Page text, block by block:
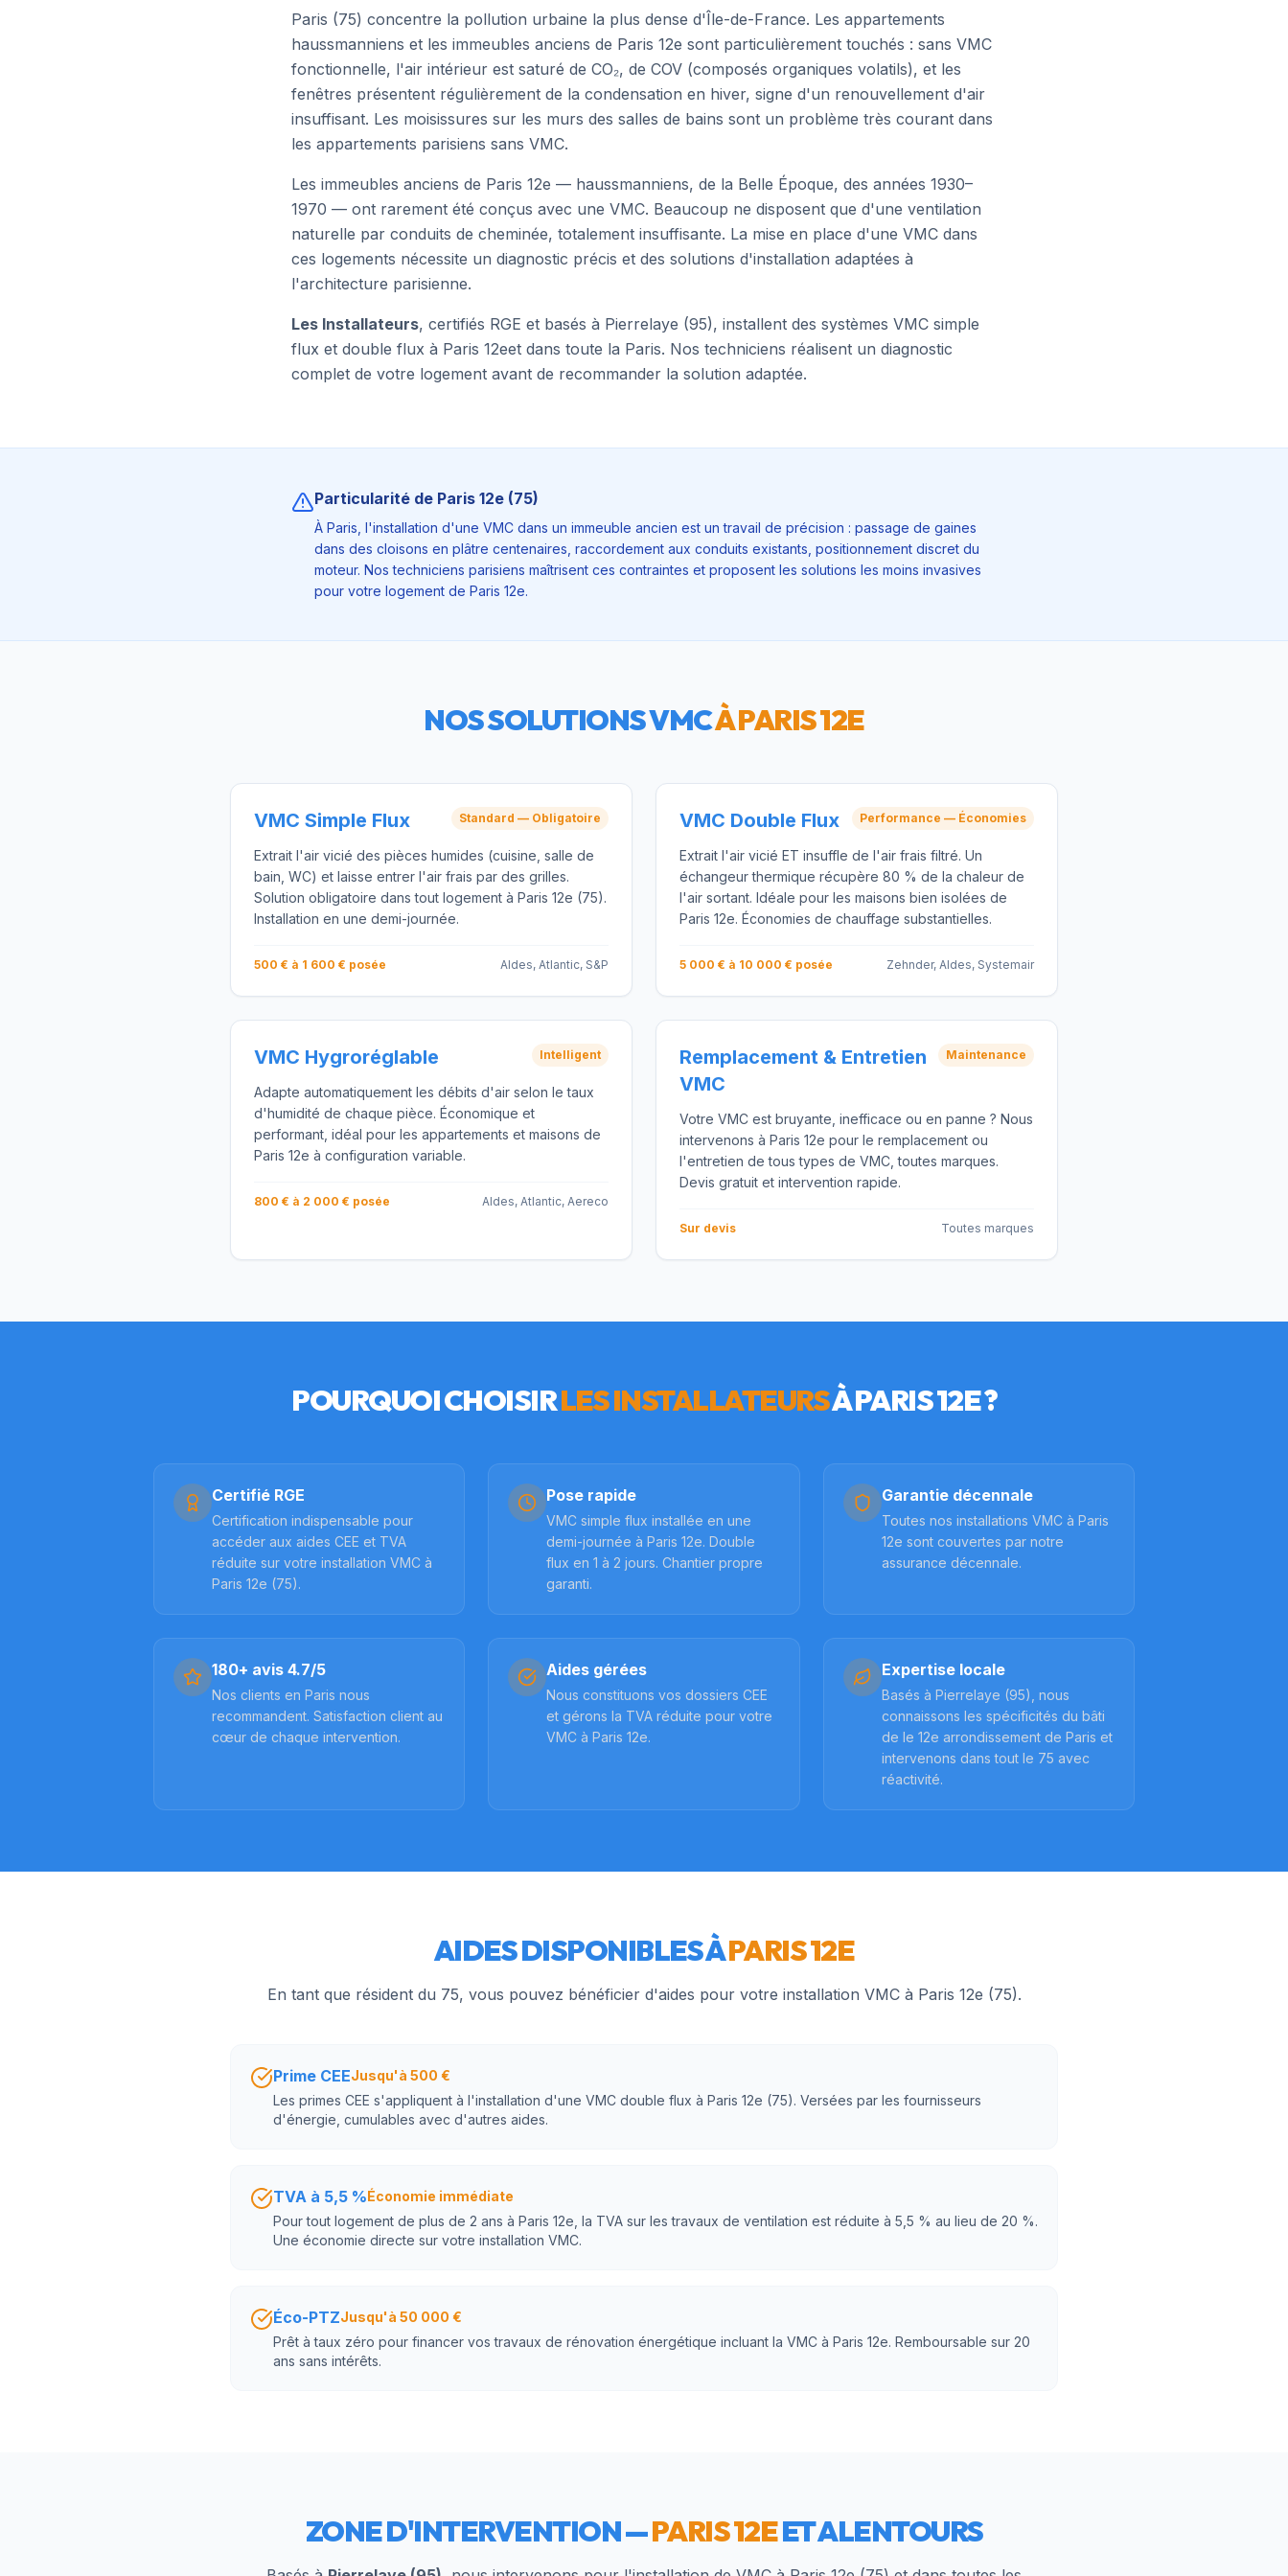
Paris (75) concentre la pollution urbaine la plus dense d'Île-de-France. Les appartements
haussmanniens et les immeubles anciens de Paris 12e sont particulièrement touchés : sans VMC
fonctionnelle, l'air intérieur est saturé de CO₂, de COV (composés organiques volatils), et les
fenêtres présentent régulièrement de la condensation en hiver, signe d'un renouvellement d'air
insuffisant. Les moisissures sur les murs des salles de bains sont un problème très courant dans
les appartements parisiens sans VMC.
Les immeubles anciens de Paris 12e — haussmanniens, de la Belle Époque, des années 1930–
1970 — ont rarement été conçus avec une VMC. Beaucoup ne disposent que d'une ventilation
naturelle par conduits de cheminée, totalement insuffisante. La mise en place d'une VMC dans
ces logements nécessite un diagnostic précis et des solutions d'installation adaptées à
l'architecture parisienne.
Les Installateurs, certifiés RGE et basés à Pierrelaye (95), installent des systèmes VMC simple
flux et double flux à Paris 12eet dans toute la Paris. Nos techniciens réalisent un diagnostic
complet de votre logement avant de recommander la solution adaptée.
Particularité de Paris 12e (75)
À Paris, l'installation d'une VMC dans un immeuble ancien est un travail de précision : passage de gaines
dans des cloisons en plâtre centenaires, raccordement aux conduits existants, positionnement discret du
moteur. Nos techniciens parisiens maîtrisent ces contraintes et proposent les solutions les moins invasives
pour votre logement de Paris 12e.
NOS SOLUTIONS VMCÀPARIS 12E
VMC Simple Flux Standard — Obligatoire
Extrait l'air vicié des pièces humides (cuisine, salle de
bain, WC) et laisse entrer l'air frais par des grilles.
Solution obligatoire dans tout logement à Paris 12e (75).
Installation en une demi-journée.
500 € à 1 600 € posée Aldes, Atlantic, S&P
VMC Double Flux Performance — Économies
Extrait l'air vicié ET insuffle de l'air frais filtré. Un
échangeur thermique récupère 80 % de la chaleur de
l'air sortant. Idéale pour les maisons bien isolées de
Paris 12e. Économies de chauffage substantielles.
5 000 € à 10 000 € posée Zehnder, Aldes, Systemair
VMC Hygroréglable Intelligent
Adapte automatiquement les débits d'air selon le taux
d'humidité de chaque pièce. Économique et
performant, idéal pour les appartements et maisons de
Paris 12e à configuration variable.
800 € à 2 000 € posée Aldes, Atlantic, Aereco
Remplacement & Entretien
VMC
Maintenance
Votre VMC est bruyante, inefficace ou en panne ? Nous
intervenons à Paris 12e pour le remplacement ou
l'entretien de tous types de VMC, toutes marques.
Devis gratuit et intervention rapide.
Sur devis Toutes marques
POURQUOI CHOISIRLES INSTALLATEURSÀPARIS 12E?
Certifié RGE
Certification indispensable pour
accéder aux aides CEE et TVA
réduite sur votre installation VMC à
Paris 12e (75).
Pose rapide
VMC simple flux installée en une
demi-journée à Paris 12e. Double
flux en 1 à 2 jours. Chantier propre
garanti.
Garantie décennale
Toutes nos installations VMC à Paris
12e sont couvertes par notre
assurance décennale.
180+ avis 4.7/5
Nos clients en Paris nous
recommandent. Satisfaction client au
cœur de chaque intervention.
Aides gérées
Nous constituons vos dossiers CEE
et gérons la TVA réduite pour votre
VMC à Paris 12e.
Expertise locale
Basés à Pierrelaye (95), nous
connaissons les spécificités du bâti
de le 12e arrondissement de Paris et
intervenons dans tout le 75 avec
réactivité.
AIDES DISPONIBLES ÀPARIS 12E
En tant que résident du 75, vous pouvez bénéficier d'aides pour votre installation VMC à Paris 12e (75).
Prime CEEJusqu'à 500 €
Les primes CEE s'appliquent à l'installation d'une VMC double flux à Paris 12e (75). Versées par les fournisseurs
d'énergie, cumulables avec d'autres aides.
TVA à 5,5 %Économie immédiate
Pour tout logement de plus de 2 ans à Paris 12e, la TVA sur les travaux de ventilation est réduite à 5,5 % au lieu de 20 %.
Une économie directe sur votre installation VMC.
Éco-PTZJusqu'à 50 000 €
Prêt à taux zéro pour financer vos travaux de rénovation énergétique incluant la VMC à Paris 12e. Remboursable sur 20
ans sans intérêts.
ZONE D'INTERVENTION —PARIS 12EET ALENTOURS